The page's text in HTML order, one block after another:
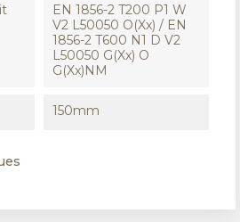
EN 1856-2 T200 P1 W
V2 L50050 O(xx) / EN
1856-2 T600 N1 D V2
L50050 G(xx) O
G(xx)NM
150mm